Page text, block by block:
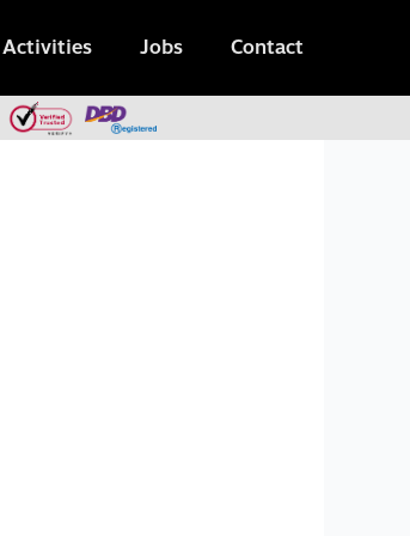
Activities Jobs Contact